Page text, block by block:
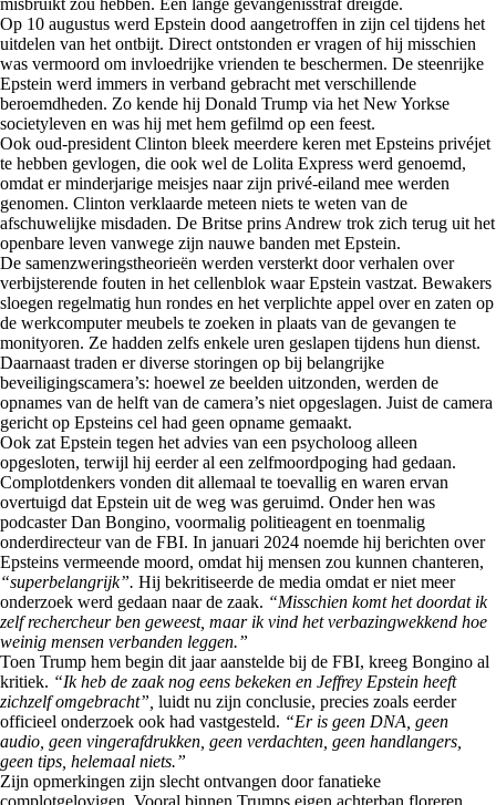
misbruikt zou hebben. Een lange gevangenisstraf dreigde.
Op 10 augustus werd Epstein dood aangetroffen in zijn cel tijdens het
uitdelen van het ontbijt. Direct ontstonden er vragen of hij misschien
was vermoord om invloedrijke vrienden te beschermen. De steenrijke
Epstein werd immers in verband gebracht met verschillende
beroemdheden. Zo kende hij Donald Trump via het New Yorkse
societyleven en was hij met hem gefilmd op een feest.
Ook oud-president Clinton bleek meerdere keren met Epsteins privéjet
te hebben gevlogen, die ook wel de Lolita Express werd genoemd,
omdat er minderjarige meisjes naar zijn privé-eiland mee werden
genomen. Clinton verklaarde meteen niets te weten van de
afschuwelijke misdaden. De Britse prins Andrew trok zich terug uit het
openbare leven vanwege zijn nauwe banden met Epstein.
De samenzweringstheorieën werden versterkt door verhalen over
verbijsterende fouten in het cellenblok waar Epstein vastzat. Bewakers
sloegen regelmatig hun rondes en het verplichte appel over en zaten op
de werkcomputer meubels te zoeken in plaats van de gevangen te
monityoren. Ze hadden zelfs enkele uren geslapen tijdens hun dienst.
Daarnaast traden er diverse storingen op bij belangrijke
beveiligingscamera’s: hoewel ze beelden uitzonden, werden de
opnames van de helft van de camera’s niet opgeslagen. Juist de camera
gericht op Epsteins cel had geen opname gemaakt.
Ook zat Epstein tegen het advies van een psycholoog alleen
opgesloten, terwijl hij eerder al een zelfmoordpoging had gedaan.
Complotdenkers vonden dit allemaal te toevallig en waren ervan
overtuigd dat Epstein uit de weg was geruimd. Onder hen was
podcaster Dan Bongino, voormalig politieagent en toenmalig
onderdirecteur van de FBI. In januari 2024 noemde hij berichten over
Epsteins vermeende moord, omdat hij mensen zou kunnen chanteren,
“superbelangrijk”. Hij bekritiseerde de media omdat er niet meer
onderzoek werd gedaan naar de zaak. “Misschien komt het doordat ik
zelf rechercheur ben geweest, maar ik vind het verbazingwekkend hoe
weinig mensen verbanden leggen.”
Toen Trump hem begin dit jaar aanstelde bij de FBI, kreeg Bongino al
kritiek. “Ik heb de zaak nog eens bekeken en Jeffrey Epstein heeft
zichzelf omgebracht”, luidt nu zijn conclusie, precies zoals eerder
officieel onderzoek ook had vastgesteld. “Er is geen DNA, geen
audio, geen vingerafdrukken, geen verdachten, geen handlangers,
geen tips, helemaal niets.”
Zijn opmerkingen zijn slecht ontvangen door fanatieke
complotgelovigen. Vooral binnen Trumps eigen achterban floreren